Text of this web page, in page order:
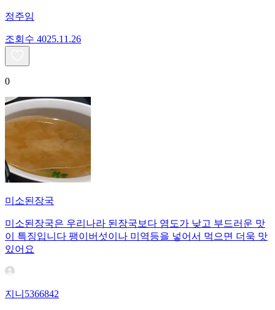
정주임
조회수 4025.11.26
0
미소된장국
미소된장국은 우리나라 된장국보다 염도가 낮고 부드러운 맛
이 특징입니다 팽이버섯이나 미역등을 넣어서 먹으면 더욱 맛
있어요
지니5366842